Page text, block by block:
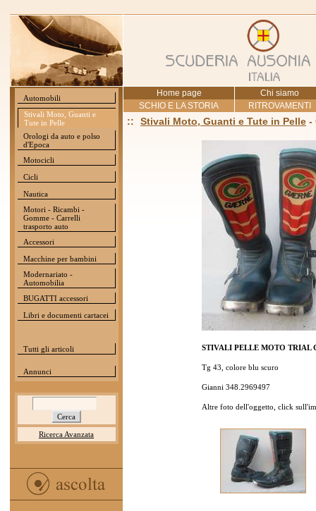
Automobili
Stivali Moto, Guanti e
Tute in Pelle
Orologi da auto e polso
d'Epoca
Motocicli
Cicli
Nautica
Motori - Ricambi -
Gomme - Carrelli
trasporto auto
Accessori
Macchine per bambini
Modernariato -
Automobilia
BUGATTI accessori
Libri e documenti cartacei
Tutti gli articoli
Annunci
Ricerca Avanzata
Home page
Chi siamo
SCHIO E LA STORIA
RITROVAMENTI
:: Stivali Moto, Guanti e Tute in Pelle -
STIVALI PELLE MOTO TRIAL
Tg 43, colore blu scuro
Gianni 348.2969497
Altre foto dell'oggetto, click